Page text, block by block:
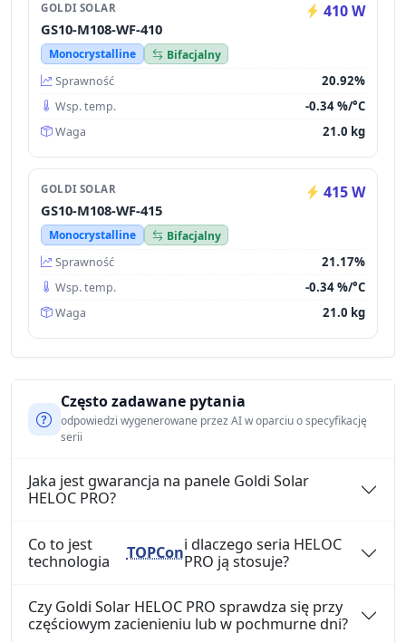
GOLDI SOLAR 410 W
GS10-M108-WF-410
Monocrystalline
Bifacjalny
Sprawność
20.92%
Wsp. temp. -0.34 %/°C
Waga 21.0 kg
GOLDI SOLAR 415 W
GS10-M108-WF-415
Monocrystalline
Bifacjalny
Sprawność
21.17%
Wsp. temp. -0.34 %/°C
Waga 21.0 kg
Często zadawane pytania
odpowiedzi wygenerowane przez AI w oparciu o specyfikację
serii
Jaka jest gwarancja na panele Goldi Solar
HELOC PRO?
Co to jest
technologia
TOPConi dlaczego seria HELOC
PRO ją stosuje?
Czy Goldi Solar HELOC PRO sprawdza się przy
częściowym zacienieniu lub w pochmurne dni?